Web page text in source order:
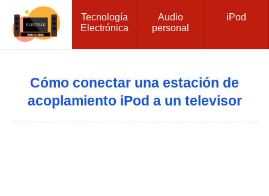
Tecnología
Electrónica
Audio
personal
iPod
Cómo conectar una estación de
acoplamiento iPod a un televisor